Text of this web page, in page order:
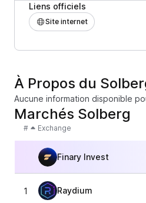
Liens officiels
Site internet
À Propos du
Aucune information disponible
Marchés Solberg
# Exchange
Finary Invest
1 Raydium